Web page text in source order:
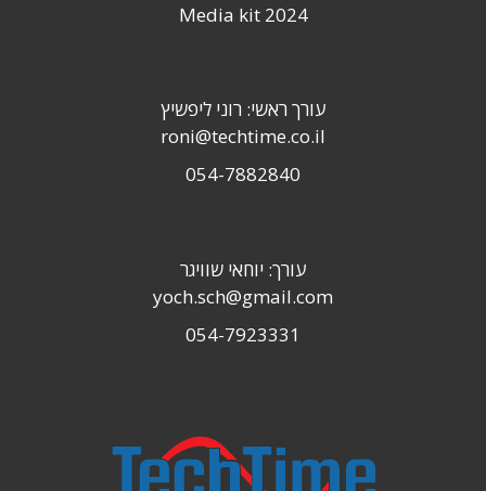
Media kit 2024
עורך ראשי: רוני ליפשיץ
roni@techtime.co.il
054-7882840
עורך: יוחאי שוויגר
yoch.sch@gmail.com
054-7923331